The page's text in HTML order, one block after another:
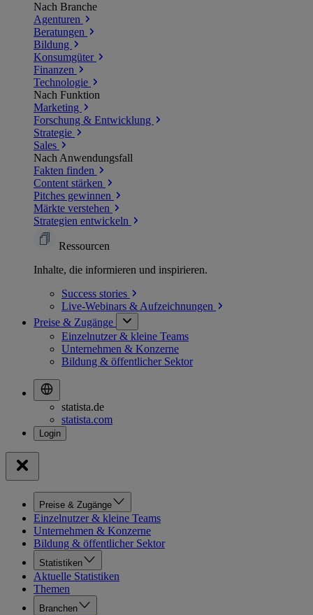
Nach Branche
Agenturen
Beratungen
Bildung
Konsumgüter
Finanzen
Technologie
Nach Funktion
Marketing
Forschung & Entwicklung
Strategie
Sales
Nach Anwendungsfall
Fakten finden
Content stärken
Pitches gewinnen
Märkte verstehen
Strategien entwickeln
Ressourcen
Inhalte, die informieren und inspirieren.
Success stories
Live-Webinars & Aufzeichnungen
Preise & Zugänge
Einzelnutzer & kleine Teams
Unternehmen & Konzerne
Bildung & öffentlicher Sektor
statista.de
statista.com
Preise & Zugänge
Einzelnutzer & kleine Teams
Unternehmen & Konzerne
Bildung & öffentlicher Sektor
Statistiken
Aktuelle Statistiken
Themen
Branchen